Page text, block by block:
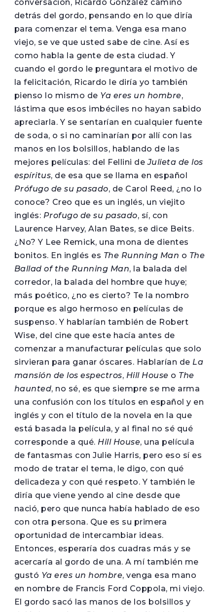
conversación, Ricardo González caminó
detrás del gordo, pensando en lo que diría
para comenzar el tema. Venga esa mano
viejo, se ve que usted sabe de cine. Así es
como habla la gente de esta ciudad. Y
cuando el gordo le preguntara el motivo de
la felicitación, Ricardo le diría yo también
pienso lo mismo de Ya eres un hombre,
lástima que esos imbéciles no hayan sabido
apreciarla. Y se sentarían en cualquier fuente
de soda, o si no caminarían por allí con las
manos en los bolsillos, hablando de las
mejores películas: del Fellini deJulieta de los
espíritus, de esa que se llama en español
Prófugo de su pasado, de Carol Reed, ¿no lo
conoce? Creo que es un inglés, un viejito
inglés: Profugo de su pasado, sí, con
Laurence Harvey, Alan Bates, se dice Beits.
¿No? Y Lee Remick, una mona de dientes
bonitos. En inglés es The Running Man o The
Ballad of the Running Man, la balada del
corredor, la balada del hombre que huye;
más poético, ¿no es cierto? Te la nombro
porque es algo hermoso en películas de
suspenso. Y hablarían también de Robert
Wise, del cine que este hacía antes de
comenzar a manufacturar películas que solo
sirvieran para ganar óscares. Hablarían de La
mansión de los espectros, Hill House o The
haunted, no sé, es que siempre se me arma
una confusión con los títulos en español y en
inglés y con el título de la novela en la que
está basada la película, y al final no sé qué
corresponde a qué. Hill House, una película
de fantasmas con Julie Harris, pero eso sí es
modo de tratar el tema, le digo, con qué
delicadeza y con qué respeto. Y también le
diría que viene yendo al cine desde que
nació, pero que nunca había hablado de eso
con otra persona. Que es su primera
oportunidad de intercambiar ideas.
Entonces, esperaría dos cuadras más y se
acercaría al gordo de una. A mí también me
gustó Ya eres un hombre, venga esa mano
en nombre de Francis Ford Coppola, mi viejo.
El gordo sacó las manos de los bolsillos y